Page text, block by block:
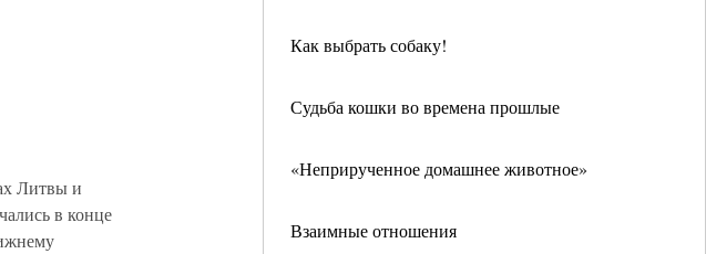
Как выбрать собаку!
Судьба кошки во времена прошлые
«Неприрученное домашнее животное»
Взаимные отношения
Литвы и
в конце